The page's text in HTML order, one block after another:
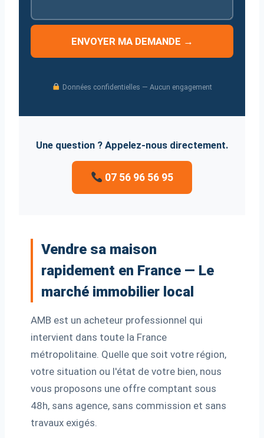
ENVOYER MA DEMANDE →
Données confidentielles — Aucun engagement
Une question ? Appelez-nous directement.
07 56 96 56 95
Vendre sa maison
rapidement en France — Le
marché immobilier local
AMB est un acheteur professionnel qui
intervient dans toute la France
métropolitaine. Quelle que soit votre région,
votre situation ou l'état de votre bien, nous
vous proposons une offre comptant sous
48h, sans agence, sans commission et sans
travaux exigés.